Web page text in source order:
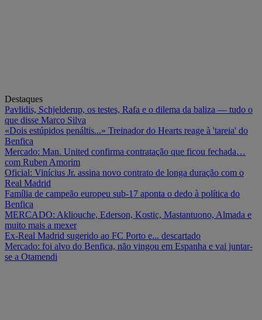
Destaques
Pavlidis, Schjelderup, os testes, Rafa e o dilema da baliza — tudo o
que disse Marco Silva
«Dois estúpidos penáltis...» Treinador do Hearts reage à 'tareia' do
Benfica
Mercado: Man. United confirma contratação que ficou fechada…
com Ruben Amorim
Oficial: Vinícius Jr. assina novo contrato de longa duração com o
Real Madrid
Família de campeão europeu sub-17 aponta o dedo à política do
Benfica
MERCADO: Akliouche, Ederson, Kostic, Mastantuono, Almada e
muito mais a mexer
Ex-Real Madrid sugerido ao FC Porto e... descartado
Mercado: foi alvo do Benfica, não vingou em Espanha e vai juntar-
se a Otamendi